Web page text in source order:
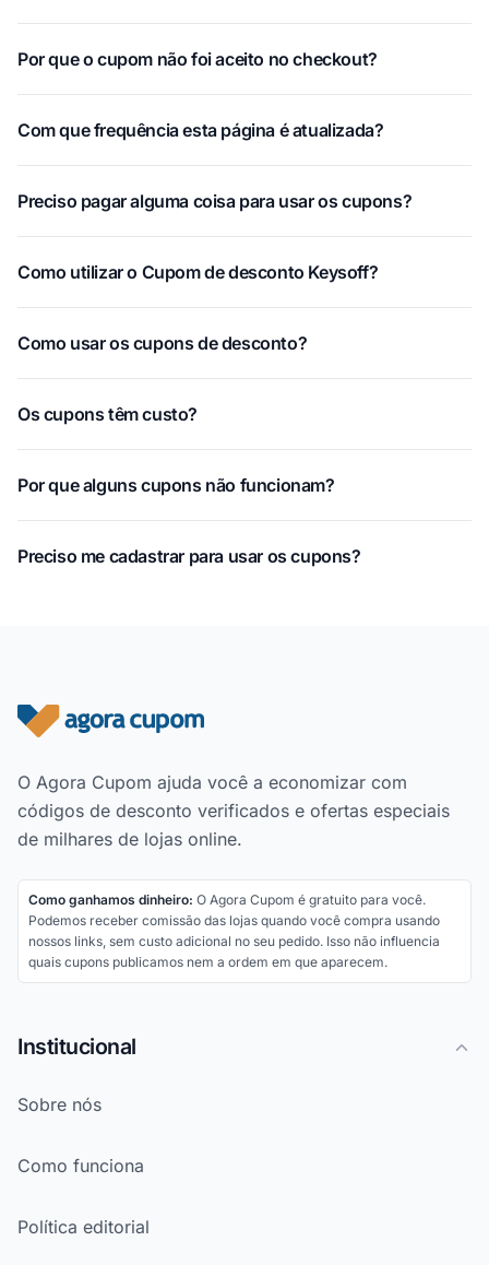
Por que o cupom não foi aceito no checkout?
Com que frequência esta página é atualizada?
Preciso pagar alguma coisa para usar os cupons?
Como utilizar o Cupom de desconto Keysoff?
Como usar os cupons de desconto?
Os cupons têm custo?
Por que alguns cupons não funcionam?
Preciso me cadastrar para usar os cupons?
Rodapé do site
O Agora Cupom ajuda você a economizar com
códigos de desconto verificados e ofertas especiais
de milhares de lojas online.
Como ganhamos dinheiro: O Agora Cupom é gratuito para você.
Podemos receber comissão das lojas quando você compra usando
nossos links, sem custo adicional no seu pedido. Isso não influencia
quais cupons publicamos nem a ordem em que aparecem.
Institucional
Sobre nós
Como funciona
Política editorial